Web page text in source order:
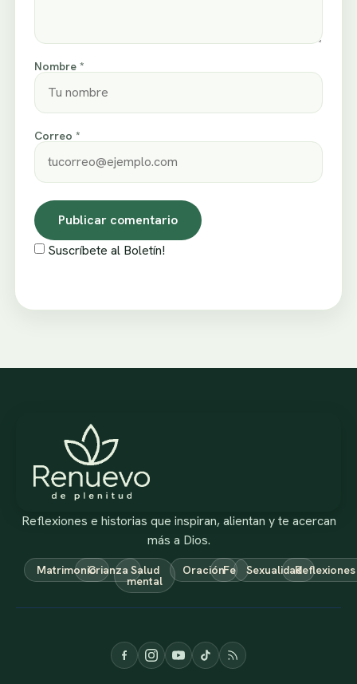
Nombre *
Correo *
Suscríbete al Boletín!
Reflexiones e historias que inspiran, alientan y te acercan
más a Dios.
MatrimonioCrianza Salud
mental
OraciónFe SexualidadReflexiones